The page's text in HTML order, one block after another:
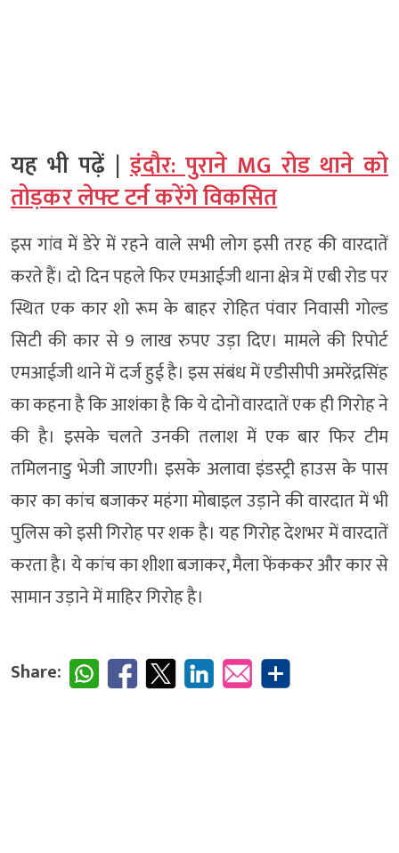
यह भी पढ़ें | इंदौर: पुराने MG रोड थाने को
तोड़कर लेफ्ट टर्न करेंगे विकसित
इस गांव में डेरे में रहने वाले सभी लोग इसी तरह की वारदातें
करते हैं। दो दिन पहले फिर एमआईजी थाना क्षेत्र में एबी रोड पर
स्थित एक कार शो रूम के बाहर रोहित पंवार निवासी गोल्ड
सिटी की कार से 9 लाख रुपए उड़ा दिए। मामले की रिपोर्ट
एमआईजी थाने में दर्ज हुई है। इस संबंध में एडीसीपी अमरेंद्रसिंह
का कहना है कि आशंका है कि ये दोनों वारदातें एक ही गिरोह ने
की है। इसके चलते उनकी तलाश में एक बार फिर टीम
तमिलनाडु भेजी जाएगी। इसके अलावा इंडस्ट्री हाउस के पास
कार का कांच बजाकर महंगा मोबाइल उड़ाने की वारदात में भी
पुलिस को इसी गिरोह पर शक है। यह गिरोह देशभर में वारदातें
करता है। ये कांच का शीशा बजाकर, मैला फेंककर और कार से
सामान उड़ाने में माहिर गिरोह है।
Share: